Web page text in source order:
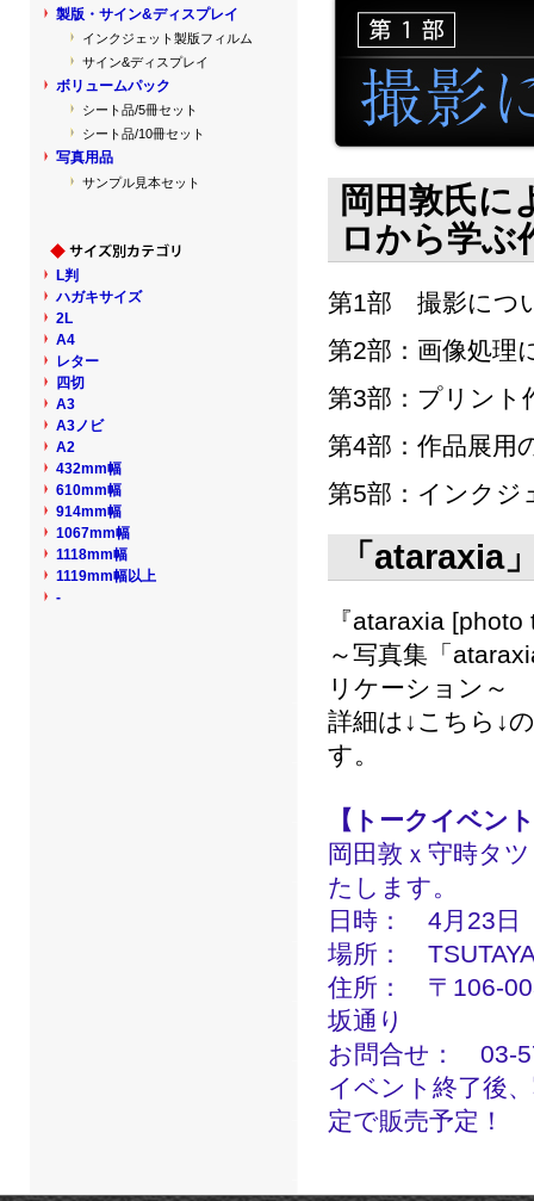
岡田敦氏に
ロから学ぶ
第1部 撮影につ
第2部：画像処理
第3部：プリント
第4部：作品展用
第5部：インクジ
「ataraxia
『ataraxia
～写真集「
リケーション～
詳細は↓こちら↓
す。
【トークイベン
岡田敦ｘ守時タ
たします。
日時： 4月23日
場所：
住所： 〒106-
坂通り
お問合せ： 03-
イベント終了後
定で販売予定！
製版・サイン&ディスプレイ
インクジェット製版フィルム
サイン&ディスプレイ
ボリュームパック
シート品/5冊セット
シート品/10冊セット
写真用品
サンプル見本セット
L判
ハガキサイズ
2L
A4
レター
四切
A3
A3ノビ
A2
432mm幅
610mm幅
914mm幅
1067mm幅
1118mm幅
1119mm幅以上
-